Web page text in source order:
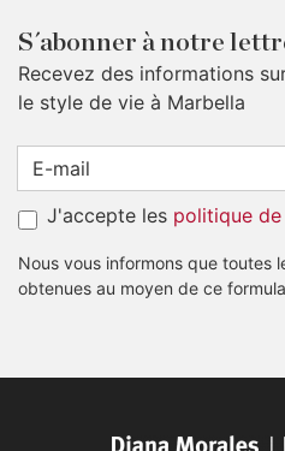
S´abonner à notre
Recevez des informations
le style de vie à Marbella
J'accepte les politique
Nous vous informons que toutes
obtenues au moyen de ce